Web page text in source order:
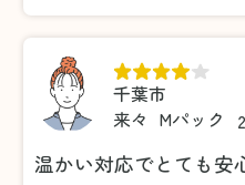
千葉市
来々 Mパック
温かい対応でとても安